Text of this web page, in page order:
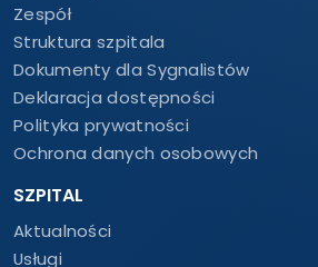
Zespół
Struktura szpitala
Dokumenty dla Sygnalistów
Deklaracja dostępności
Polityka prywatności
Ochrona danych osobowych
SZPITAL
Aktualności
Usługi